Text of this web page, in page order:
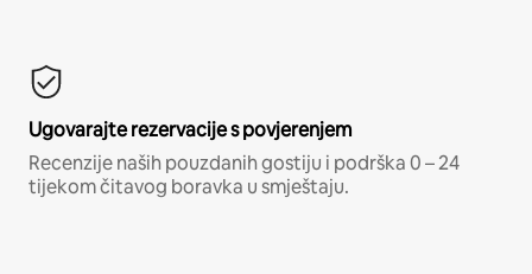
Ugovarajte rezervacije s povjerenjem
Recenzije naših pouzdanih gostiju i podrška 0 – 24
tijekom čitavog boravka u smještaju.